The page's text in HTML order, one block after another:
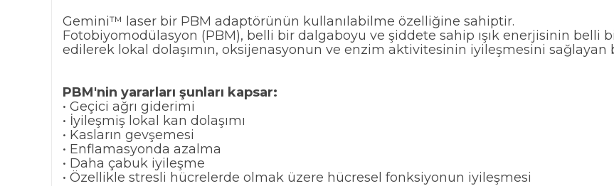
Gemini™ laser bir PBM adaptörünün kullanılabilme özelliğine sahiptir.
Fotobiyomodülasyon (PBM), belli bir dalgaboyu ve şiddete sahip ışık enerjisinin belli
edilerek lokal dolaşımın, oksijenasyonun ve enzim aktivitesinin iyileşmesini
PBM'nin yararları şunları kapsar:
• Geçici ağrı giderimi
• İyileşmiş lokal kan dolaşımı
• Kasların gevşemesi
• Enflamasyonda azalma
• Daha çabuk iyileşme
• Özellikle stresli hücrelerde olmak üzere hücresel fonksiyonun iyileşmesi